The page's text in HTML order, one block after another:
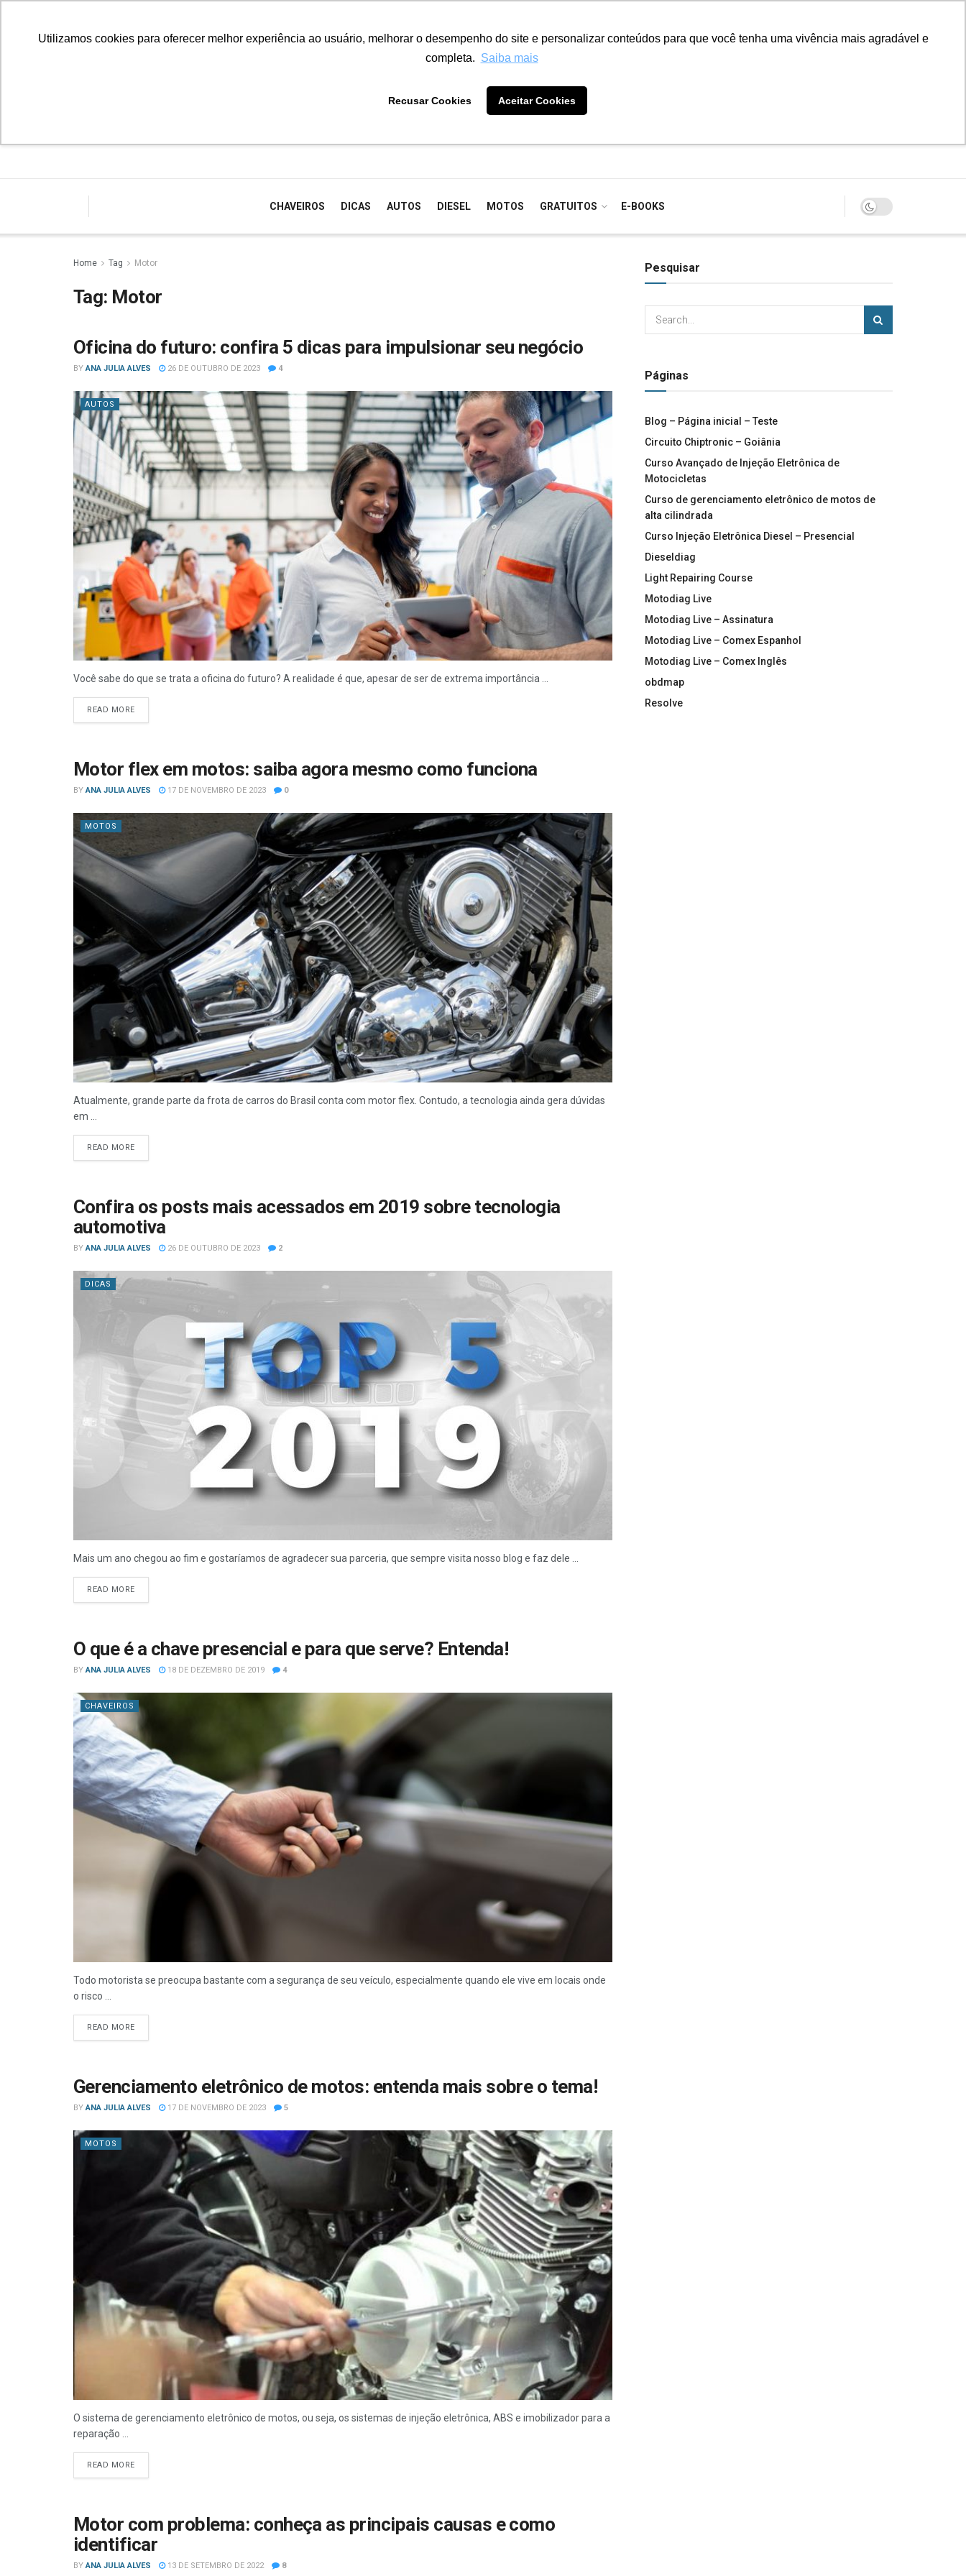
Utilizamos cookies para oferecer melhor experiência ao usuário, melhorar o desempenho do site e personalizar conteúdos para que você tenha uma vivência mais agradável e
completa. Saiba mais
Recusar Cookies Aceitar Cookies
CHAVEIROS DICAS AUTOS DIESEL MOTOS GRATUITOS E-BOOKS
Home Tag Motor
Tag: Motor
Oficina do futuro: confira 5 dicas para impulsionar seu negócio
BY ANA JULIA ALVES 26 DE OUTUBRO DE 2023 4
AUTOS
Você sabe do que se trata a oficina do futuro? A realidade é que, apesar de ser de extrema importância ...
READ MORE
Motor flex em motos: saiba agora mesmo como funciona
BY ANA JULIA ALVES 17 DE NOVEMBRO DE 2023 0
MOTOS
Atualmente, grande parte da frota de carros do Brasil conta com motor flex. Contudo, a tecnologia ainda gera dúvidas
em ...
READ MORE
Confira os posts mais acessados em 2019 sobre tecnologia
automotiva
BY ANA JULIA ALVES 26 DE OUTUBRO DE 2023 2
DICAS
Mais um ano chegou ao fim e gostaríamos de agradecer sua parceria, que sempre visita nosso blog e faz dele ...
READ MORE
O que é a chave presencial e para que serve? Entenda!
BY ANA JULIA ALVES 18 DE DEZEMBRO DE 2019 4
CHAVEIROS
Todo motorista se preocupa bastante com a segurança de seu veículo, especialmente quando ele vive em locais onde
o risco ...
READ MORE
Gerenciamento eletrônico de motos: entenda mais sobre o tema!
BY ANA JULIA ALVES 17 DE NOVEMBRO DE 2023 5
MOTOS
O sistema de gerenciamento eletrônico de motos, ou seja, os sistemas de injeção eletrônica, ABS e imobilizador para a
reparação ...
READ MORE
Motor com problema: conheça as principais causas e como
identificar
BY ANA JULIA ALVES 13 DE SETEMBRO DE 2022 8
Pesquisar
Páginas
Blog – Página inicial – Teste
Circuito Chiptronic – Goiânia
Curso Avançado de Injeção Eletrônica de
Motocicletas
Curso de gerenciamento eletrônico de motos de
alta cilindrada
Curso Injeção Eletrônica Diesel – Presencial
Dieseldiag
Light Repairing Course
Motodiag Live
Motodiag Live – Assinatura
Motodiag Live – Comex Espanhol
Motodiag Live – Comex Inglês
obdmap
Resolve